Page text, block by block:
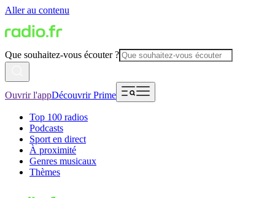
Aller au contenu
Que souhaitez-vous écouter ?
Ouvrir l'appDécouvrir Prime
Top 100 radios
Podcasts
Sport en direct
À proximité
Genres musicaux
Thèmes